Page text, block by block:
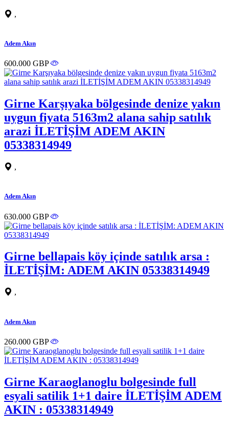
,
Adem Akın
600.000 GBP
Girne Karşıyaka bölgesinde denize yakın
uygun fiyata 5163m2 alana sahip satılık
arazi İLETİŞİM ADEM AKIN
05338314949
,
Adem Akın
630.000 GBP
Girne bellapais köy içinde satılık arsa :
İLETİŞİM: ADEM AKIN 05338314949
,
Adem Akın
260.000 GBP
Girne Karaoglanoglu bolgesinde full
esyali satilik 1+1 daire İLETİŞİM ADEM
AKIN : 05338314949